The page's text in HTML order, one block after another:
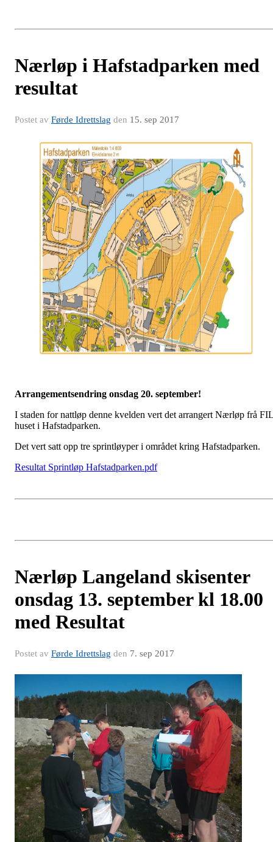
Nærløp i Hafstadparken med
resultat
Postet av Førde Idrettslag den 15. sep 2017
Arrangementsendring onsdag 20. september!
I staden for nattløp denne kvelden vert det arrangert Nærløp frå
huset i Hafstadparken.
Det vert satt opp tre sprintløyper i området kring Hafstadparken.
Resultat Sprintløp Hafstadparken.pdf
Nærløp Langeland skisenter
onsdag 13. september kl 18.00
med Resultat
Postet av Førde Idrettslag den 7. sep 2017